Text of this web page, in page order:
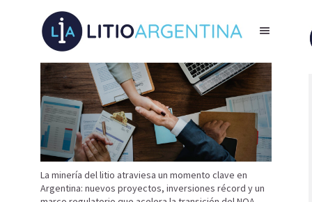
La minería del litio atraviesa un momento clave en
Argentina: nuevos proyectos, inversiones récord y un